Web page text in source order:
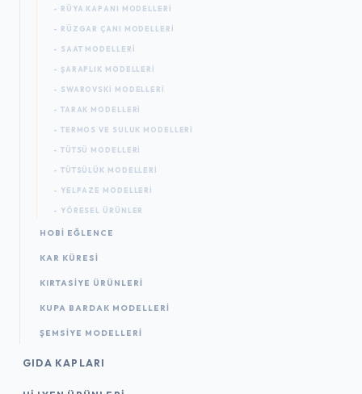
- RÜYA KAPANI MODELLERI
- RÜZGAR ÇANI MODELLERI
- SAAT MODELLERI
- ŞARAPLIK MODELLERI
- SWAROVSKI MODELLERI
- TARAK MODELLERI
- TERMOS VE SULUK MODELLERI
- TÜTSÜ MODELLERI
- TÜTSÜLÜK MODELLERI
- YELPAZE MODELLERI
- YÖRESEL ÜRÜNLER
HOBI EĞLENCE
KAR KÜRESI
KIRTASIYE ÜRÜNLERI
KUPA BARDAK MODELLERI
ŞEMSIYE MODELLERI
GIDA KAPLARI